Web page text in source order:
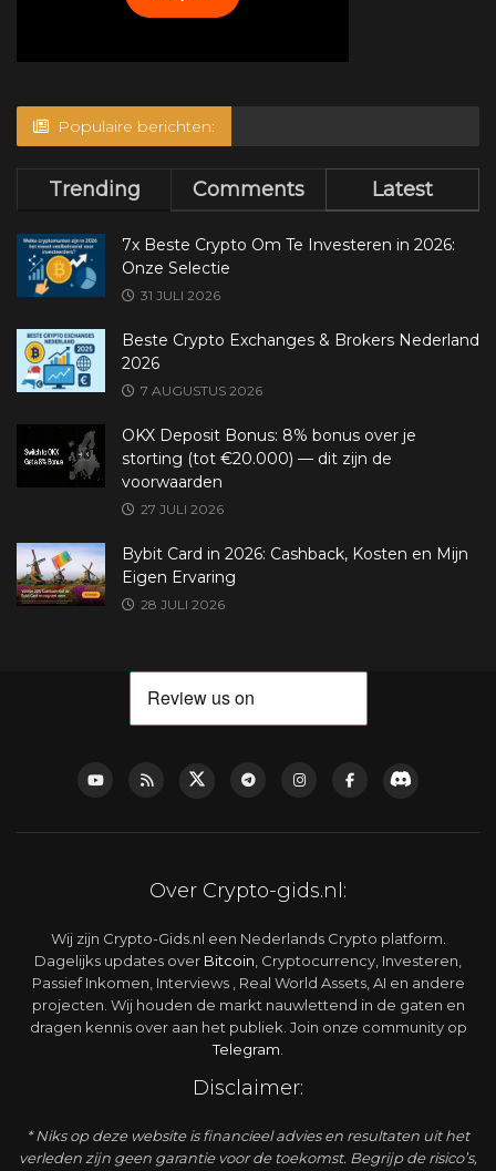
Populaire berichten:
Trending Comments Latest
7x Beste Crypto Om Te Investeren in 2026:
Onze Selectie
31 JULI 2026
Beste Crypto Exchanges & Brokers Nederland
2026
7 AUGUSTUS 2026
OKX Deposit Bonus: 8% bonus over je
storting (tot €20.000) — dit zijn de
voorwaarden
27 JULI 2026
Bybit Card in 2026: Cashback, Kosten en Mijn
Eigen Ervaring
28 JULI 2026
Over Crypto-gids.nl:
Wij zijn Crypto-Gids.nl een Nederlands Crypto platform.
Dagelijks updates over Bitcoin, Cryptocurrency, Investeren,
Passief Inkomen, Interviews , Real World Assets, AI en andere
projecten. Wij houden de markt nauwlettend in de gaten en
dragen kennis over aan het publiek. Join onze community op
Telegram.
Disclaimer:
* Niks op deze website is financieel advies en resultaten uit het
verleden zijn geen garantie voor de toekomst. Begrijp de risico’s,